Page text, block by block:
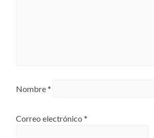
Nombre*
Correo electrónico*